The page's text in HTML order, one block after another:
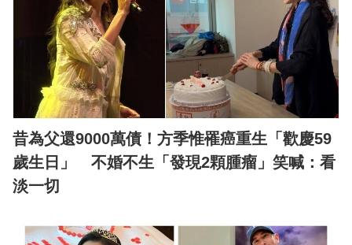
昔為父還9000萬債！方季惟罹癌重生「歡慶59
歲生日」 不婚不生「發現2顆腫瘤」笑喊：看
淡一切